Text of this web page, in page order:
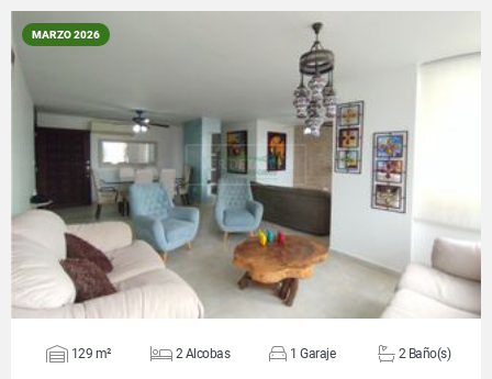
MARZO 2026
VER DETALLES
129 m² 2 Alcobas 1 Garaje 2 Baño(s)